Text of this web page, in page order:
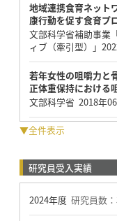
地域連携食育ネット
康行動を促す食育プ
文部科学省補助事業
ィブ（牽引型）」
若年女性の咀嚼力と
正体重保持における
文部科学省 2018年
▼全件表示
研究員受入実績
2024年度 研究員数：